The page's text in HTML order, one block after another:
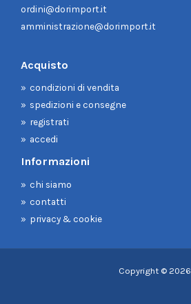
ordini@dorimport.it
amministrazione@dorimport.it
Acquisto
condizioni di vendita
spedizioni e consegne
registrati
accedi
Informazioni
chi siamo
contatti
privacy & cookie
Copyright © 2026